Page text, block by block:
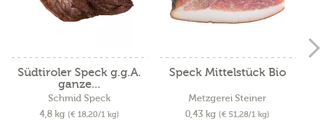
Südtiroler Speck g.g.A.
ganze...
Schmid Speck
4,8 kg (€ 18,20/1 kg)
Speck Mittelstück Bio
Metzgerei Steiner
0,43 kg (€ 51,28/1 kg)